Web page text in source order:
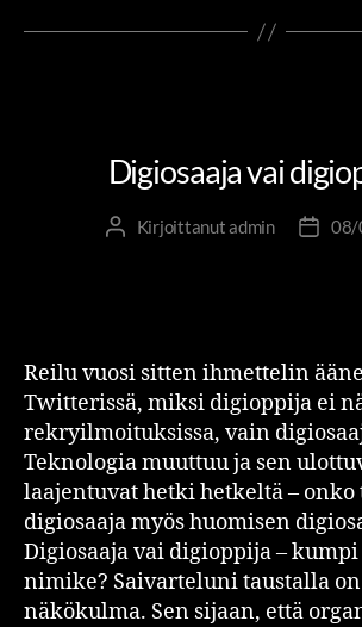
Digiosaaja vai
Kirjoittanutadmin 08/
Reilu vuosi sitten ihmettelin
Twitterissä, miksi digioppija ei
rekryilmoituksissa, vain
Teknologia muuttuu ja sen
laajentuvat hetki hetkeltä –
digiosaaja myös huomisen
Digiosaaja vai digioppija –
nimike? Saivarteluni taustalla
näkökulma. Sen sijaan, että